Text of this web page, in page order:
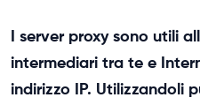
I server proxy sono utili
intermediari tra te e
indirizzo IP. Utilizzandoli